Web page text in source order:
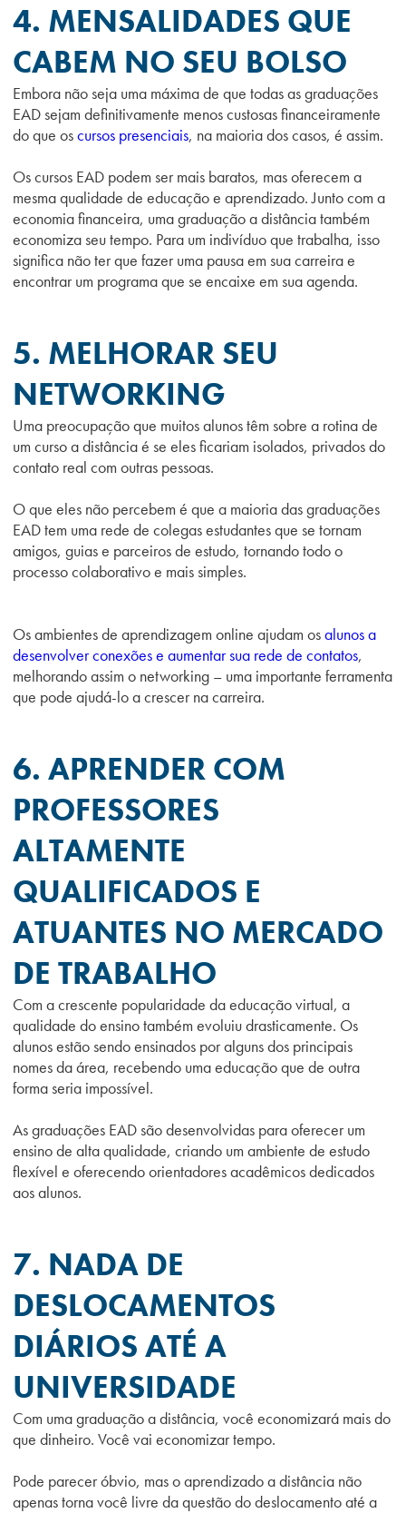
4. MENSALIDADES QUE
CABEM NO SEU BOLSO
Embora não seja uma máxima de que todas as graduações
EAD sejam definitivamente menos custosas financeiramente
do que oscursos presenciais, na maioria dos casos, é assim.
Os cursos EAD podem ser mais baratos, mas oferecem a
mesma qualidade de educação e aprendizado. Junto com a
economia financeira, uma graduação a distância também
economiza seu tempo. Para um indivíduo que trabalha, isso
significa não ter que fazer uma pausa em sua carreira e
encontrar um programa que se encaixe em sua agenda.
5. MELHORAR SEU
NETWORKING
Uma preocupação que muitos alunos têm sobre a rotina de
um curso a distância é se eles ficariam isolados, privados do
contato real com outras pessoas.
O que eles não percebem é que a maioria das graduações
EAD tem uma rede de colegas estudantes que se tornam
amigos, guias e parceiros de estudo, tornando todo o
processo colaborativo e mais simples.
Os ambientes de aprendizagem online ajudam osalunos a
desenvolver conexões e aumentar sua rede de contatos,
melhorando assim o networking – uma importante ferramenta
que pode ajudá-lo a crescer na carreira.
6. APRENDER COM
PROFESSORES
ALTAMENTE
QUALIFICADOS E
ATUANTES NO MERCADO
DE TRABALHO
Com a crescente popularidade daeducação virtual, a
qualidade do ensino também evoluiu drasticamente. Os
alunos estão sendo ensinados por alguns dos principais
nomes da área, recebendo uma educação que de outra
forma seria impossível.
As graduações EAD são desenvolvidas para oferecer um
ensino de alta qualidade, criando um ambiente de estudo
flexível e oferecendo orientadores acadêmicos dedicados
aos alunos.
7. NADA DE
DESLOCAMENTOS
DIÁRIOS ATÉ A
UNIVERSIDADE
Com uma graduação a distância, você economizará mais do
que dinheiro. Você vai economizar tempo.
Pode pareceróbvio, mas o aprendizado a distância não
apenas torna você livre da questão do deslocamento até a